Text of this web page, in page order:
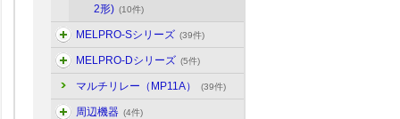
2形) (10件)
MELPRO-Sシリーズ (39件)
MELPRO-Dシリーズ (5件)
マルチリレー（MP11A） (39件)
周辺機器 (4件)